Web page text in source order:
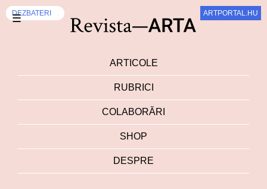
☰
ARTICOLE
RUBRICI
COLABORĂRI
SHOP
DESPRE
EXPOZIȚII
INTERVIURI
EVENIMENTE
EXPOZIȚII
DEZBATERI ARTPORTAL.HU
INTERVIURI
DEZBATERI SZUM
EXPOZIȚII
DEZBATERI SZUM
DEZBATERI ARTPORTAL.HU